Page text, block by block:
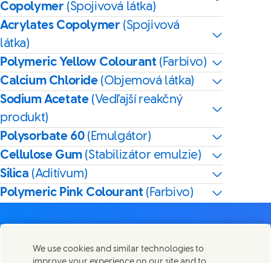
Copolymer (Spojivová látka)
Acrylates Copolymer (Spojivová
látka)
Polymeric Yellow Colourant (Farbivo)
Calcium Chloride (Objemová látka)
Sodium Acetate (Vedľajší reakčný
produkt)
Polysorbate 60 (Emulgátor)
Cellulose Gum (Stabilizátor emulzie)
Silica (Aditívum)
Polymeric Pink Colourant (Farbivo)
We use cookies and similar technologies to